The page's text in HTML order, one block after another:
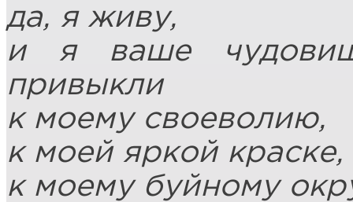
да, я живу,
и я ваше
привыкли
к моему своеволию,
к моей яркой краске,
к моему буйному